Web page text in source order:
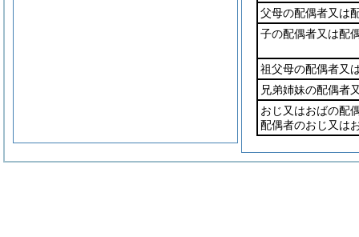
父母の配偶者又は
子の配偶者又は配
祖父母の配偶者又
兄弟姉妹の配偶者
おじ又はおばの配
配偶者のおじ又は